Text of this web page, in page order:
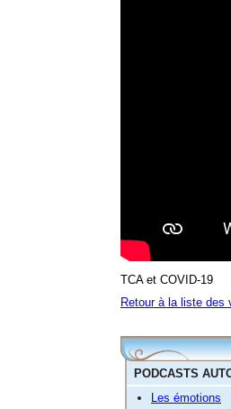
TCA et COVID-19
Retour à la liste des
PODCASTS
Les émotions